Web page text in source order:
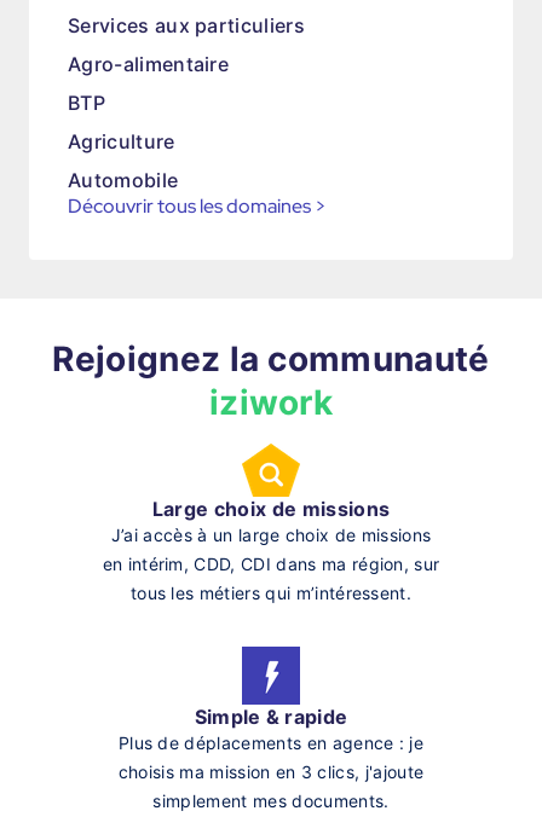
Services aux particuliers
Agro-alimentaire
BTP
Agriculture
Automobile
Découvrir tous les domaines >
Rejoignez la communauté
iziwork
Large choix de missions
J’ai accès à un large choix de missions
en intérim, CDD, CDI dans ma région, sur
tous les métiers qui m’intéressent.
Simple & rapide
Plus de déplacements en agence : je
choisis ma mission en 3 clics, j'ajoute
simplement mes documents.